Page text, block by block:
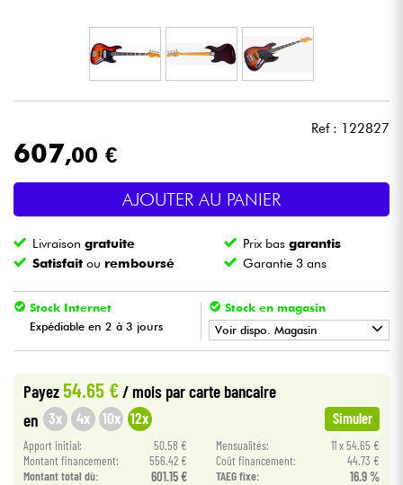
Eclairage
Batteries & Percu
Vents
Violons & Quatuor
Eveil Musical
Câbles & Access.
HiFi
Ref : 122827
607,00 €
AJOUTER AU PANIER
Livraisongratuite Prix basgarantis
Satisfait ou remboursé Garantie 3 ans
Stock Internet
Expédiable en 2 à 3 jours
Stock en magasin
Voir dispo. Magasin
Payez54.65 €/ mois par carte bancaire
en 3x 4x 10x 12x Simuler
Apport initial: 50.58 € Mensualités:
11 x 54.65 €
Montant financement:
556.42 € Coût financement:
44.73 €
Montant total dù:
601.15 € TAEG fixe: 16.9 %